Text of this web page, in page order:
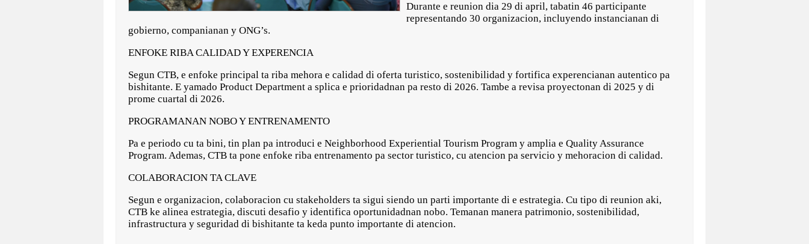
Durante e reunion dia 29 di april, tabatin 46 participante
representando 30 organizacion, incluyendo instancianan di
gobierno, companianan y ONG’s.
ENFOKE RIBA CALIDAD Y EXPERENCIA
Segun CTB, e enfoke principal ta riba mehora e calidad di oferta turistico, sostenibilidad y fortifica experencianan autentico pa
bishitante. E yamado Product Department a splica e prioridadnan pa resto di 2026. Tambe a revisa proyectonan di 2025 y di
prome cuartal di 2026.
PROGRAMANAN NOBO Y ENTRENAMENTO
Pa e periodo cu ta bini, tin plan pa introduci e Neighborhood Experiential Tourism Program y amplia e Quality Assurance
Program. Ademas, CTB ta pone enfoke riba entrenamento pa sector turistico, cu atencion pa servicio y mehoracion di calidad.
COLABORACION TA CLAVE
Segun e organizacion, colaboracion cu stakeholders ta sigui siendo un parti importante di e estrategia. Cu tipo di reunion aki,
CTB ke alinea estrategia, discuti desafio y identifica oportunidadnan nobo. Temanan manera patrimonio, sostenibilidad,
infrastructura y seguridad di bishitante ta keda punto importante di atencion.